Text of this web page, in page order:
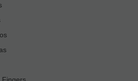
Fingers